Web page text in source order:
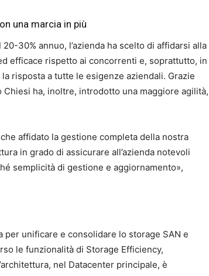
una marcia in più
30% annuo, l’azienda ha scelto di affidarsi alla
efficace rispetto ai concorrenti e, soprattutto, in
risposta a tutte le esigenze aziendali. Grazie
Chiesi ha, inoltre, introdotto una maggiore agilità,
affidato la gestione completa della nostra
in grado di assicurare all’azienda notevoli
semplicità di gestione e aggiornamento»,
unificare e consolidare lo storage SAN e
le funzionalità di Storage Efficiency,
nel Datacenter principale, è